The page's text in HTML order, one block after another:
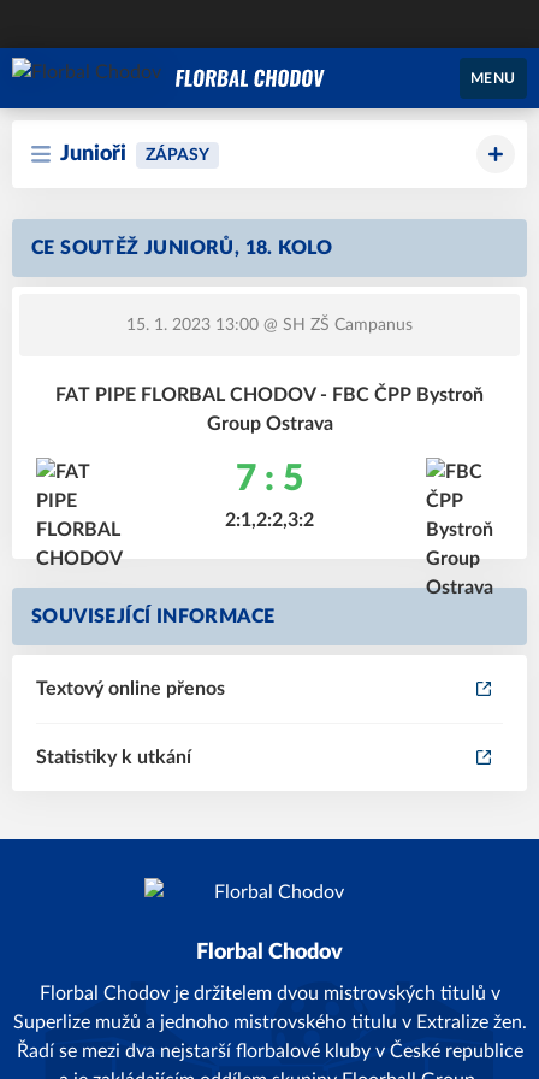
MENU
Junioři ZÁPASY
CE SOUTĚŽ JUNIORŮ, 18. KOLO
15. 1. 2023 13:00 @ SH ZŠ Campanus
FAT PIPE FLORBAL CHODOV - FBC ČPP Bystroň
Group Ostrava
7 : 5
2:1,2:2,3:2
SOUVISEJÍCÍ INFORMACE
Textový online přenos
Statistiky k utkání
Florbal Chodov
Florbal Chodov je držitelem dvou mistrovských titulů v
Superlize mužů a jednoho mistrovského titulu v Extralize žen.
Řadí se mezi dva nejstarší florbalové kluby v České republice